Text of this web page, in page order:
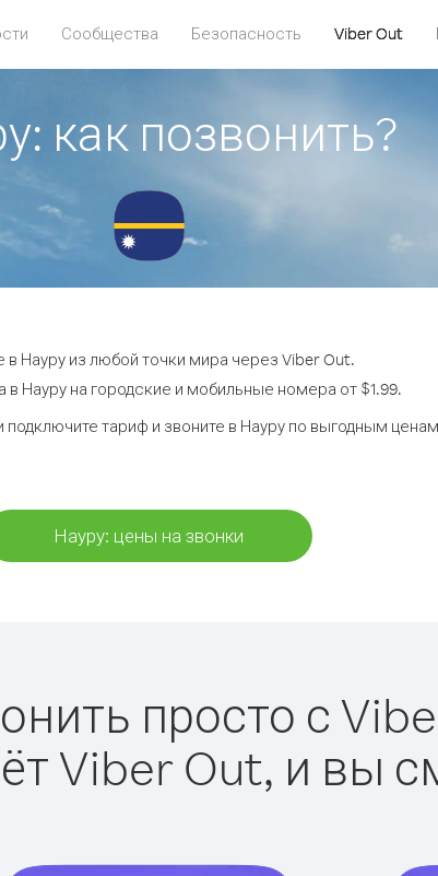
Сообщества Безопасность Viber Out
как позвонить?
в Науру из любой точки мира через Viber Out.
в Науру на городские и мобильные номера от $1.99.
подключите тариф и звоните в Науру по выгодным
Науру: цены на звонки
просто с
Viber Out, и вы